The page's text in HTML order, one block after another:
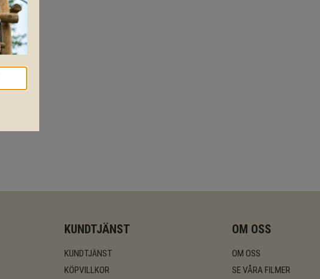
KUNDTJÄNST
KUNDTJÄNST
KÖPVILLKOR
OM OSS
OM OSS
SE VÅRA FILMER